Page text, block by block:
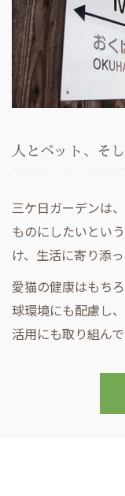
人とペット、そ
三ケ日ガーデンは
ものにしたいとい
け、生活に寄り添
愛猫の健康はもち
球環境にも配慮し
活用にも取り組んで